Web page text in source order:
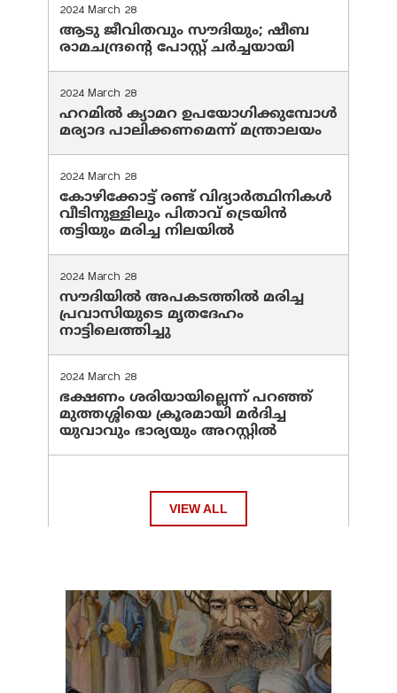
2024 March 28
ആടു ജീവിതവും സൗദിയും; ഷീബ
രാമചന്ദ്രന്റെ പോസ്റ്റ് ചര്‍ച്ചയായി
2024 March 28
ഹറമില്‍ ക്യാമറ ഉപയോഗിക്കുമ്പോള്‍
മര്യാദ പാലിക്കണമെന്ന് മന്ത്രാലയം
2024 March 28
കോഴിക്കോട്ട് രണ്ട് വിദ്യാർത്ഥിനികൾ
വീടിനുള്ളിലും പിതാവ് ട്രെയിൻ
തട്ടിയും മരിച്ച നിലയിൽ
2024 March 28
സൗദിയില്‍ അപകടത്തില്‍ മരിച്ച
പ്രവാസിയുടെ മൃതദേഹം
നാട്ടിലെത്തിച്ചു
2024 March 28
ഭക്ഷണം ശരിയായില്ലെന്ന് പറഞ്ഞ്
മുത്തശ്ശിയെ ക്രൂരമായി മര്‍ദിച്ച
യുവാവും ഭാര്യയും അറസ്റ്റില്‍
VIEW ALL